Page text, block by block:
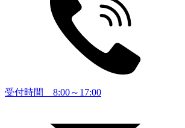
受付時間 8:00～17:00